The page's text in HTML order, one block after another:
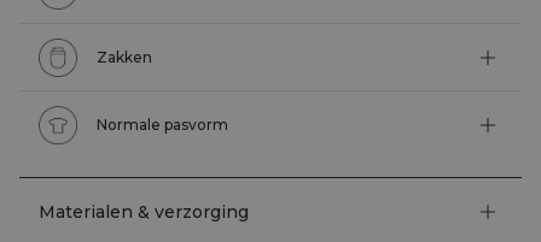
Zakken
Normale pasvorm
Materialen & verzorging